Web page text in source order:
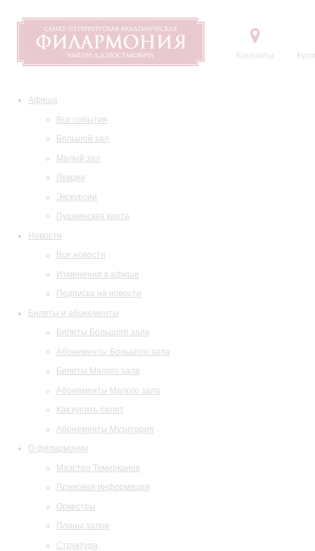
Контакты
Афиша
Все события
Большой зал
Малый зал
Лекции
Экскурсии
Пушкинская карта
Новости
Все новости
Изменения в афише
Подписка на новости
Билеты и абонементы
Билеты Большого зала
Абонементы Большого зала
Билеты Малого зала
Абонементы Малого зала
Как купить билет
Абонементы Музитория
О филармонии
Маэстро Темирканов
Правовая информация
Оркестры
Планы залов
Структура